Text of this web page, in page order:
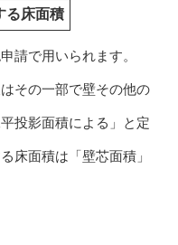
る床面積
請で用いられます。
その一部で壁その他の
投影面積による」と定
床面積は「壁芯面積」